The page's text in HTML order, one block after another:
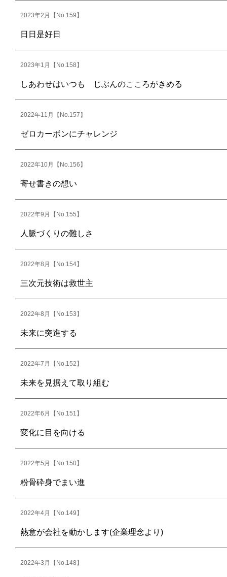
2023年2月【No.159】
日日是好日
2023年1月【No.158】
しあわせはいつも じぶんのこころがきめる
2022年11月【No.157】
ゼロカーボンにチャレンジ
2022年10月【No.156】
寄せ書きの想い
2022年9月【No.155】
人脈づくりの難しさ
2022年8月【No.154】
三次元技術は救世主
2022年8月【No.153】
未来に突進する
2022年7月【No.152】
未来を見据えて取り組む
2022年6月【No.151】
変化に目を向ける
2022年5月【No.150】
粉骨砕身でまい進
2022年4月【No.149】
熱意が会社を動かします(企業理念より)
2022年3月【No.148】